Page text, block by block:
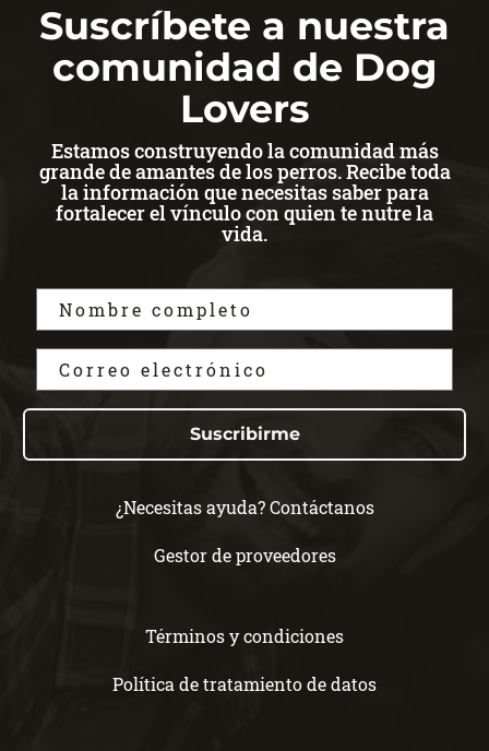
Suscríbete a nuestra
comunidad de Dog
Lovers
Estamos construyendo la comunidad más
grande de amantes de los perros. Recibe toda
la información que necesitas saber para
fortalecer el vínculo con quien te nutre la
vida.
Suscribirme
¿Necesitas ayuda? Contáctanos
Gestor de proveedores
Términos y condiciones
Política de tratamiento de datos